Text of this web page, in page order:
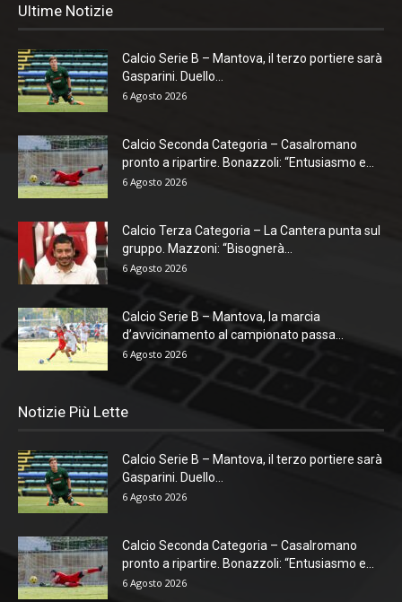
Ultime Notizie
Calcio Serie B – Mantova, il terzo portiere sarà
Gasparini. Duello...
6 Agosto 2026
Calcio Seconda Categoria – Casalromano
pronto a ripartire. Bonazzoli: “Entusiasmo e...
6 Agosto 2026
Calcio Terza Categoria – La Cantera punta sul
gruppo. Mazzoni: “Bisognerà...
6 Agosto 2026
Calcio Serie B – Mantova, la marcia
d’avvicinamento al campionato passa...
6 Agosto 2026
Notizie Più Lette
Calcio Serie B – Mantova, il terzo portiere sarà
Gasparini. Duello...
6 Agosto 2026
Calcio Seconda Categoria – Casalromano
pronto a ripartire. Bonazzoli: “Entusiasmo e...
6 Agosto 2026